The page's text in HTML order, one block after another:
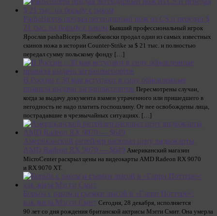
PashaBiceps продал легендарный нож из CS и передал $
21 тыс. на борьбу с раком Бывший профессиональный игрок
Ярослав pashaBiceps Яжомбковски продал один из самых известных
скинов ножа в истории Counter-Strike за $ 21 тыс. и полностью
передал сумму польскому фонду […]
В России с 30 мая вступают в силу обновленные
правила выдачи загранпаспортов Пересмотрены случаи,
когда за выдачу документа взамен утраченного или пришедшего в
негодность не надо платить госпошлину. От нее освобождены лица,
пострадавшие в чрезвычайных ситуациях. […]
Американский ритейлер раскрыл цену видеокарты
AMD Radeon RX 9070 — $649 Американский магазин
MicroCenter раскрыл цены на видеокарты AMD Radeon RX 9070
и RX 9070 XT.
Борьба с раком и съемки лысой в «Гарри Поттере»:
как жила Мэгги Смит Сегодня, 28 декабря, исполняется
90 лет со дня рождения британской актрисы Мэгги Смит. Она умерла